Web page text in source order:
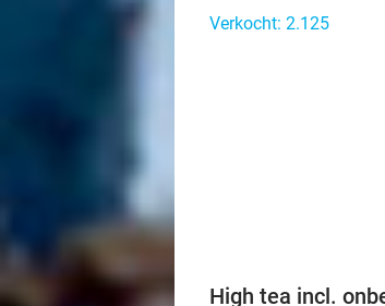
Verkocht: 2.125
High tea incl.